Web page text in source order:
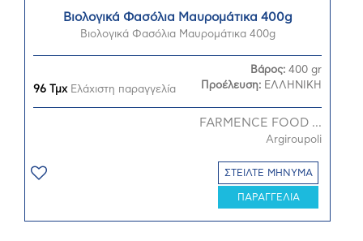
Βιολογικά Φασόλια Μαυρομάτικα 400g
Βιολογικά Φασόλια Μαυρομάτικα 400g
96 ΤμχΕλάχιστη παραγγελία
Βάρος: 400 gr
Προέλευση: ΕΛΛΗΝΙΚΗ
FARMENCE FOOD ...
Argiroupoli
ΣΤΕΙΛΤΕ ΜΗΝΥΜΑ
ΠΑΡΑΓΓΕΛΙΑ